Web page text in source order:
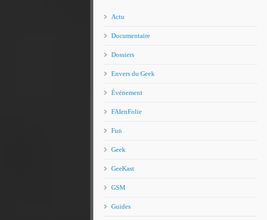
Actu
Documentaire
Dossiers
Envers du Geek
Événement
FAIenFolie
Fun
Geek
GeeKast
GSM
Guides